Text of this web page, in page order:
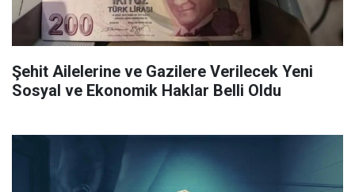
Şehit Ailelerine ve Gazilere Verilecek Yeni
Sosyal ve Ekonomik Haklar Belli Oldu